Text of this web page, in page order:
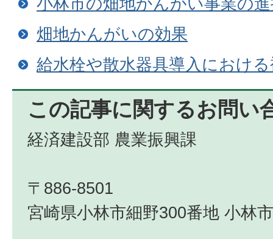
畑地かんがいの効果
給水栓や散水器具導入におけ
この記事に関するお問い
経済建設部 農業振興課
〒886-8501
宮崎県小林市細野300番地 小林